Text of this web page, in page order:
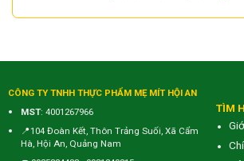
CÔNG TY TNHH THỰC PHẨM MẸ MÍT HỘI AN
MST: 4001267966
📍104 Đoàn Kết, Thôn Trảng Suối, Xã Cẩm
Hà, Hội An, Quảng Nam
TÌM